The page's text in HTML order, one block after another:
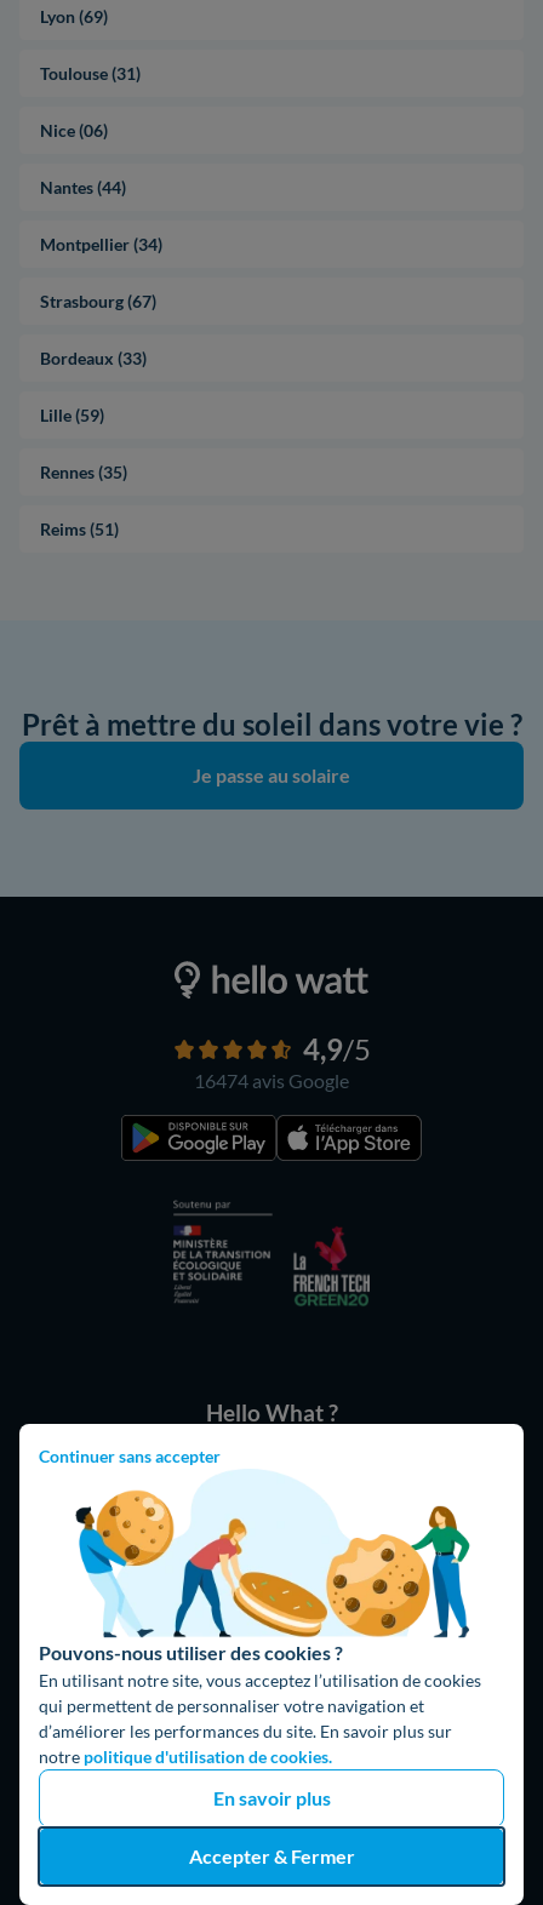
Continuer sans accepter
Pouvons-nous utiliser des cookies ?
En utilisant notre site, vous acceptez l’utilisation de cookies
qui permettent de personnaliser votre navigation et
d’améliorer les performances du site. En savoir plus sur
notre politique d'utilisation de cookies.
En savoir plus
Accepter & Fermer
Lyon (69)
Toulouse (31)
Nice (06)
Nantes (44)
Montpellier (34)
Strasbourg (67)
Bordeaux (33)
Lille (59)
Rennes (35)
Reims (51)
Prêt à mettre du soleil dans votre vie ?
Je passe au solaire
4,9/5
16474 avis Google
Hello What ?
L'équipe de rédaction
Hello Watt Espagne
Hello Team
Jobs
Parrainage
Rejoindre notre réseau d'artisans
Hello !
09 75 18 60 60(8h-21h)
75018 Paris